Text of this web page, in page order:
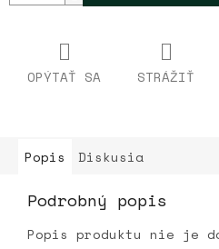
OPÝTAŤ SA STRÁŽIŤ
Popis Diskusia
Podrobný popis
Popis produktu nie je